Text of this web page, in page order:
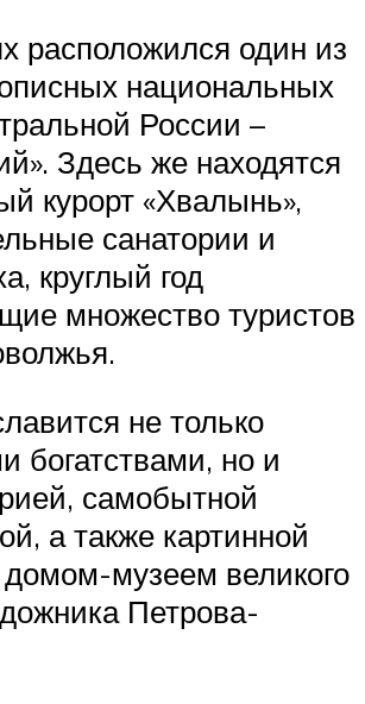
расположился один из
национальных
России –
Здесь же находятся
курорт «Хвалынь»,
санатории и
круглый год
множество туристов
не только
богатствами, но и
самобытной
а также картинной
домом-музеем великого
Петрова-